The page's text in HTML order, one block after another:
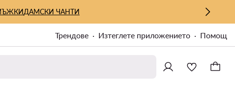
ДАМСКИ ЧАНТИ
Трендове Изтеглете приложението Помощ